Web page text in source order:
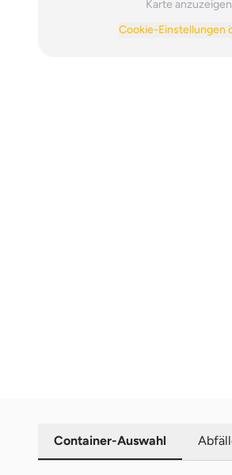
Karte
Cookie-Einstellungen
Container-Auswahl